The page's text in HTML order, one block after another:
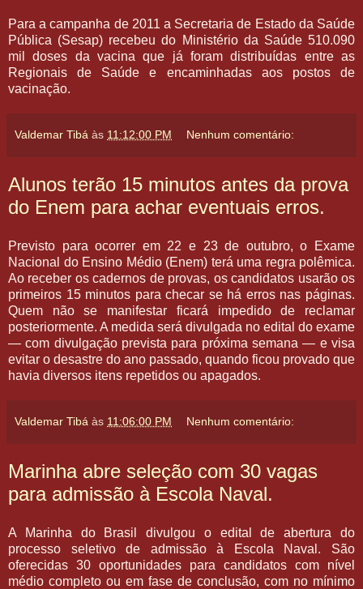
Para a campanha de 2011 a Secretaria de Estado da Saúde
Pública (Sesap) recebeu do Ministério da Saúde 510.090
mil doses da vacina que já foram distribuídas entre as
Regionais de Saúde e encaminhadas aos postos de
vacinação.
Valdemar Tibá às 11:12:00 PM Nenhum comentário:
Alunos terão 15 minutos antes da prova
do Enem para achar eventuais erros.
Previsto para ocorrer em 22 e 23 de outubro, o Exame
Nacional do Ensino Médio (Enem) terá uma regra polêmica.
Ao receber os cadernos de provas, os candidatos usarão os
primeiros 15 minutos para checar se há erros nas páginas.
Quem não se manifestar ficará impedido de reclamar
posteriormente. A medida será divulgada no edital do exame
— com divulgação prevista para próxima semana — e visa
evitar o desastre do ano passado, quando ficou provado que
havia diversos itens repetidos ou apagados.
Valdemar Tibá às 11:06:00 PM Nenhum comentário:
Marinha abre seleção com 30 vagas
para admissão à Escola Naval.
A Marinha do Brasil divulgou o edital de abertura do
processo seletivo de admissão à Escola Naval. São
oferecidas 30 oportunidades para candidatos com nível
médio completo ou em fase de conclusão, com no mínimo